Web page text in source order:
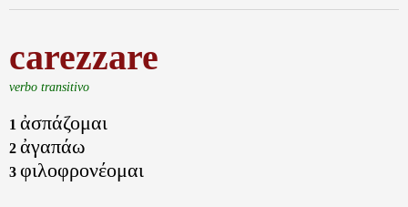
carezzare
verbo transitivo
1 ἀσπάζομαι
2 ἀγαπάω
3 φιλοφρονέομαι